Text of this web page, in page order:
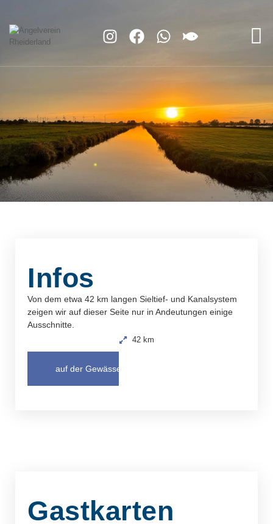
Infos
Von dem etwa 42 km langen Sieltief- und Kanalsystem
zeigen wir auf dieser Seite nur in Andeutungen einige
Ausschnitte.
42 km
auf der Gewässerkarte öffnen
Gastkarten